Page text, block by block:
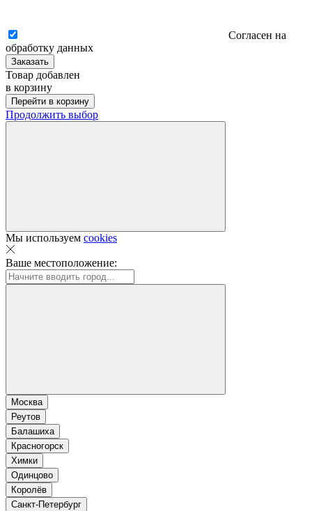
Согласен на
обработку данных
Заказать
Товар добавлен
в корзину
Перейти в корзину
Продолжить выбор
Мы используем cookies
Ваше местоположение:
Москва
Реутов
Балашиха
Красногорск
Химки
Одинцово
Королёв
Санкт-Петербург